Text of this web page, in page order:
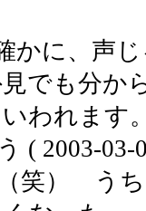
に、声じ
でも分か
われます
( 2003-03-
笑） う